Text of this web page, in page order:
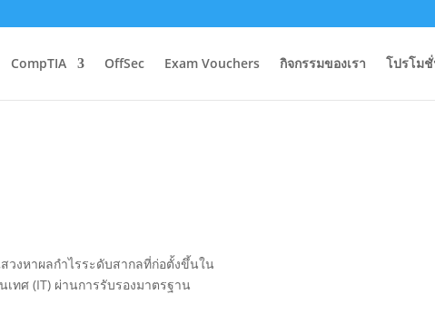
CompTIA OffSec Exam Vouchers กิจกรรมของเรา โปรโม
วงหาผลกำไรระดับสากลที่ก่อตั้งขึ้นใน
ทศ (IT) ผ่านการรับรองมาตรฐาน